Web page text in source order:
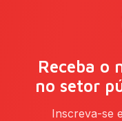
Receba o
no setor
Inscreva-se